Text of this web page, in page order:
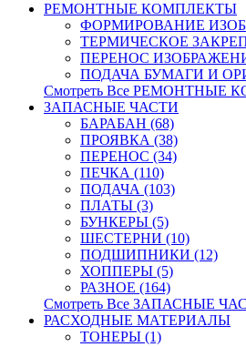
РЕМОНТНЫЕ КОМПЛЕКТЫ
ФОРМИРОВАНИЕ
ТЕРМИЧЕСКОЕ
ПЕРЕНОС
ПОДАЧА БУМАГИ И
Смотреть Все РЕМОНТНЫЕ
ЗАПАСНЫЕ ЧАСТИ
БАРАБАН (68)
ПРОЯВКА (38)
ПЕРЕНОС (34)
ПЕЧКА (110)
ПОДАЧА (103)
ПЛАТЫ (3)
БУНКЕРЫ (5)
ШЕСТЕРНИ (10)
ПОДШИПНИКИ (12)
ХОППЕРЫ (5)
РАЗНОЕ (164)
Смотреть Все ЗАПАСНЫЕ
РАСХОДНЫЕ МАТЕРИАЛЫ
ТОНЕРЫ (1)